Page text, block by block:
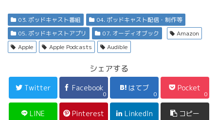
03. ポッドキャスト番組
04. ポッドキャスト配信・制作等
05. ポッドキャストアプリ
07. オーディオブック
Amazon
Apple
Apple Podcasts Audible
シェアする
Twitter Facebook
0
はてブ
0
Pocket
0
LINE Pinterest LinkedIn コピー